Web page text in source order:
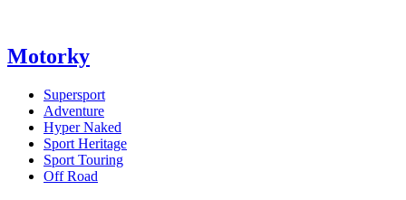
Motorky
Supersport
Adventure
Hyper Naked
Sport Heritage
Sport Touring
Off Road